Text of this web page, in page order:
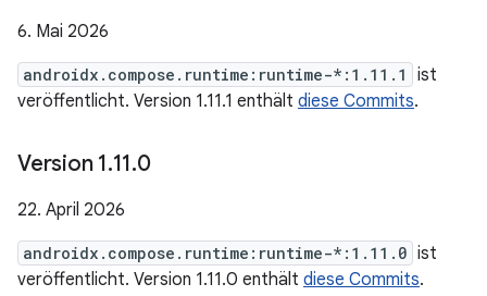
6. Mai 2026
androidx.compose.runtime:runtime-*:1.11.1
ist
veröffentlicht. Version 1.11.1 enthält diese Commits.
Version 1.11.0
22. April 2026
androidx.compose.runtime:runtime-*:1.11.0 ist
veröffentlicht. Version 1.11.0 enthält diese Commits.